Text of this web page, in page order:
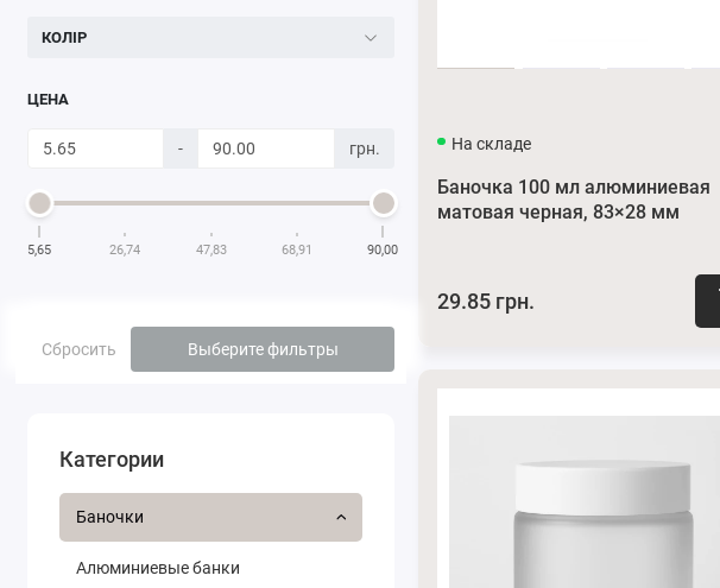
КОЛІР
ЦЕНА
- грн.
5,65 26,74 47,83 68,91 90,00
Сбросить Выберите фильтры
Категории
Баночки
Алюминиевые банки
На складе
Баночка 100 мл алюминиевая
матовая черная, 83×28 мм
29.85 грн.